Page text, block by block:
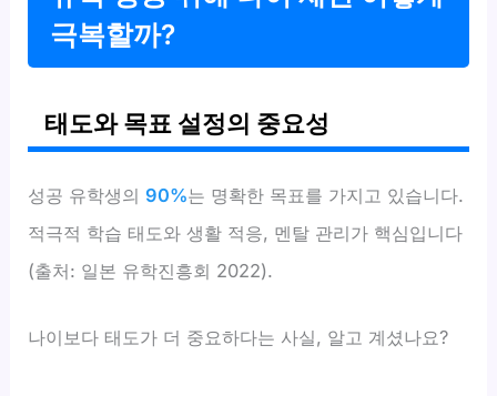
극복할까?
태도와 목표 설정의 중요성
성공 유학생의90%는 명확한 목표를 가지고 있습니다.
적극적 학습 태도와 생활 적응, 멘탈 관리가 핵심입니다
(출처: 일본 유학진흥회 2022).
나이보다 태도가 더 중요하다는 사실, 알고 계셨나요?